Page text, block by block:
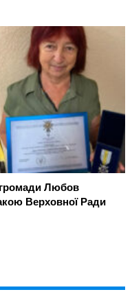
громади Любов
Верховної Ради